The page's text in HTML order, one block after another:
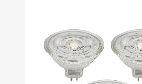
галерията
изображенията